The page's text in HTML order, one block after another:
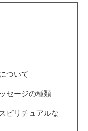
ついて
セージの種類
ピリチュアルな